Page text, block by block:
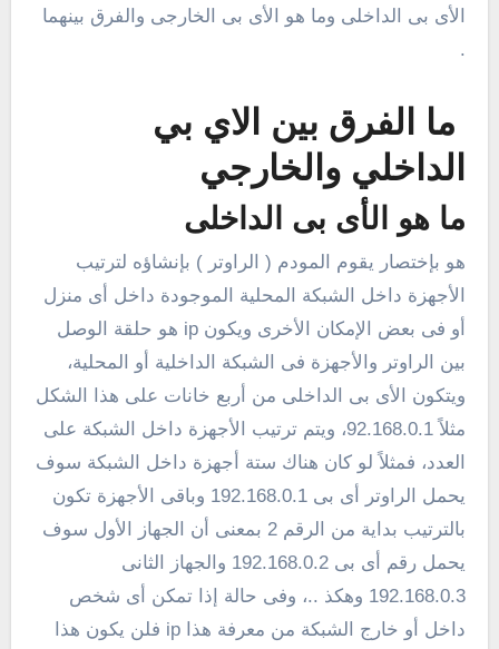
الأى بى الداخلى وما هو الأى بى الخارجى والفرق بينهما
.
ما الفرق بين الاي بي
الداخلي والخارجي
ما هو الأى بى الداخلى
هو بإختصار يقوم المودم ( الراوتر ) بإنشاؤه لترتيب
الأجهزة داخل الشبكة المحلية الموجودة داخل أى منزل
أو فى بعض الإمكان الأخرى ويكون ip هو حلقة الوصل
بين الراوتر والأجهزة فى الشبكة الداخلية أو المحلية،
ويتكون الأى بى الداخلى من أربع خانات على هذا الشكل
مثلاً 92.168.0.1، ويتم ترتيب الأجهزة داخل الشبكة على
العدد، فمثلاً لو كان هناك ستة أجهزة داخل الشبكة سوف
يحمل الراوتر أى بى 192.168.0.1 وباقى الأجهزة تكون
بالترتيب بداية من الرقم 2 بمعنى أن الجهاز الأول سوف
يحمل رقم أى بى 192.168.0.2 والجهاز الثانى
192.168.0.3 وهكذ ..، وفى حالة إذا تمكن أى شخص
داخل أو خارج الشبكة من معرفة هذا ip فلن يكون هذا